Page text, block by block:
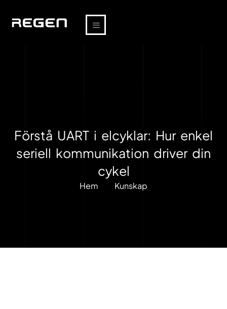
Förstå UART i elcyklar: Hur enkel
seriell kommunikation driver din
cykel
Hem Kunskap